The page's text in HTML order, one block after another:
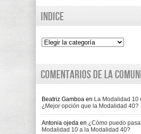
Indice
Indice
Comentarios de la
Beatriz Gamboa en La Modalidad 10
¿Mejor opción que la Modalidad 40?
Antonia ojeda en ¿Cómo puedo
Modalidad 10 a la Modalidad 40?